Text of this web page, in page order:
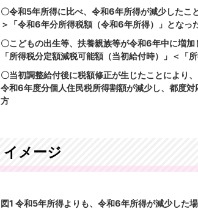
〇令和5年所得に比べ、令和6年所得が減少したこ
＞「令和6年分所得税額（令和6年所得）」となっ
〇こどもの出生等、扶養親族等が令和6年中に増加
「所得税分定額減税可能額（当初給付時）」＜「
〇当初調整給付後に税額修正が生じたことにより、
令和6年度分個人住民税所得割額が減少し、都度
方
イメージ
図1 令和5年所得よりも、令和6年所得が減少した